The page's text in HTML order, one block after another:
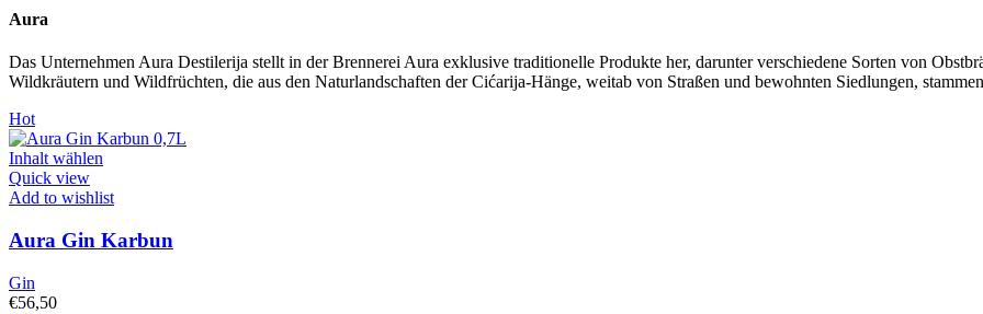
Aura
Das Unternehmen Aura Destilerija stellt in der Brennerei Aura exklusive traditionelle Produkte her, darunter verschiedene Sorten von
Wildkräutern und Wildfrüchten, die aus den Naturlandschaften der Cićarija-Hänge, weitab von Straßen und bewohnten Siedlungen,
Hot
Inhalt wählen
Quick view
Add to wishlist
Aura Gin Karbun
Gin
€56,50